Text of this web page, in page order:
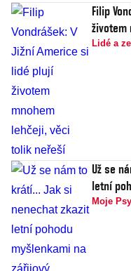
Filip
životem
Lidé a
Už se
letní
Moje